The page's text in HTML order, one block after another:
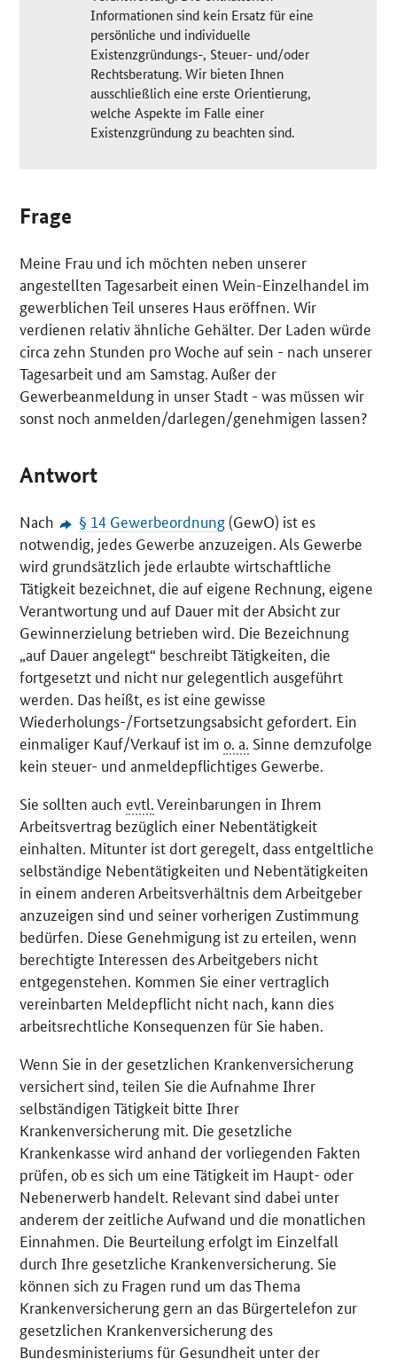
Informationen sind kein Ersatz für eine
persönliche und individuelle
Existenzgründungs-, Steuer- und/oder
Rechtsberatung. Wir bieten Ihnen
ausschließlich eine erste Orientierung,
welche Aspekte im Falle einer
Existenzgründung zu beachten sind.
Frage
Meine Frau und ich möchten neben unserer
angestellten Tagesarbeit einen Wein-Einzelhandel im
gewerblichen Teil unseres Haus eröffnen. Wir
verdienen relativ ähnliche Gehälter. Der Laden würde
circa zehn Stunden pro Woche auf sein - nach unserer
Tagesarbeit und am Samstag. Außer der
Gewerbeanmeldung in unser Stadt - was müssen wir
sonst noch anmelden/darlegen/genehmigen lassen?
Antwort
Nach § 14 Gewerbeordnung(GewO) ist es
notwendig, jedes Gewerbe anzuzeigen. Als Gewerbe
wird grundsätzlich jede erlaubte wirtschaftliche
Tätigkeit bezeichnet, die auf eigene Rechnung, eigene
Verantwortung und auf Dauer mit der Absicht zur
Gewinnerzielung betrieben wird. Die Bezeichnung
„auf Dauer angelegt“ beschreibt Tätigkeiten, die
fortgesetzt und nicht nur gelegentlich ausgeführt
werden. Das heißt, es ist eine gewisse
Wiederholungs-/Fortsetzungsabsicht gefordert. Ein
einmaliger Kauf/Verkauf ist imo. a. Sinne demzufolge
kein steuer- und anmeldepflichtiges Gewerbe.
Sie sollten auch evtl.Vereinbarungen in Ihrem
Arbeitsvertrag bezüglich einer Nebentätigkeit
einhalten. Mitunter ist dort geregelt, dass entgeltliche
selbständige Nebentätigkeiten und Nebentätigkeiten
in einem anderen Arbeitsverhältnis dem Arbeitgeber
anzuzeigen sind und seiner vorherigen Zustimmung
bedürfen. Diese Genehmigung ist zu erteilen, wenn
berechtigte Interessen des Arbeitgebers nicht
entgegenstehen. Kommen Sie einer vertraglich
vereinbarten Meldepflicht nicht nach, kann dies
arbeitsrechtliche Konsequenzen für Sie haben.
Wenn Sie in der gesetzlichen Krankenversicherung
versichert sind, teilen Sie die Aufnahme Ihrer
selbständigen Tätigkeit bitte Ihrer
Krankenversicherung mit. Die gesetzliche
Krankenkasse wird anhand der vorliegenden Fakten
prüfen, ob es sich um eine Tätigkeit im Haupt- oder
Nebenerwerb handelt. Relevant sind dabei unter
anderem der zeitliche Aufwand und die monatlichen
Einnahmen. Die Beurteilung erfolgt im Einzelfall
durch Ihre gesetzliche Krankenversicherung. Sie
können sich zu Fragen rund um das Thema
Krankenversicherung gern an das Bürgertelefon zur
gesetzlichen Krankenversicherung des
Bundesministeriums für Gesundheit unter der